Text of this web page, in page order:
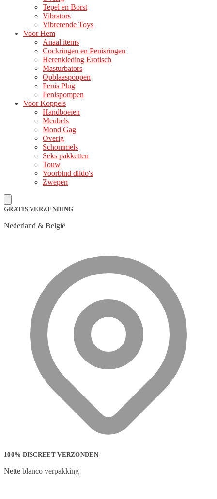
Tepel en Borst
Vibrators
Vibrerende Toys
Voor Hem
Anaal items
Cockringen en Penisringen
Herenkleding Erotisch
Masturbators
Opblaaspoppen
Penis Plug
Penispompen
Voor Koppels
Handboeien
Meubels
Mond Gag
Overig
Schommels
Seks pakketten
Touw
Voorbind dildo's
Zwepen
GRATIS VERZENDING
Nederland & België
100% DISCREET VERZONDEN
Nette blanco verpakking